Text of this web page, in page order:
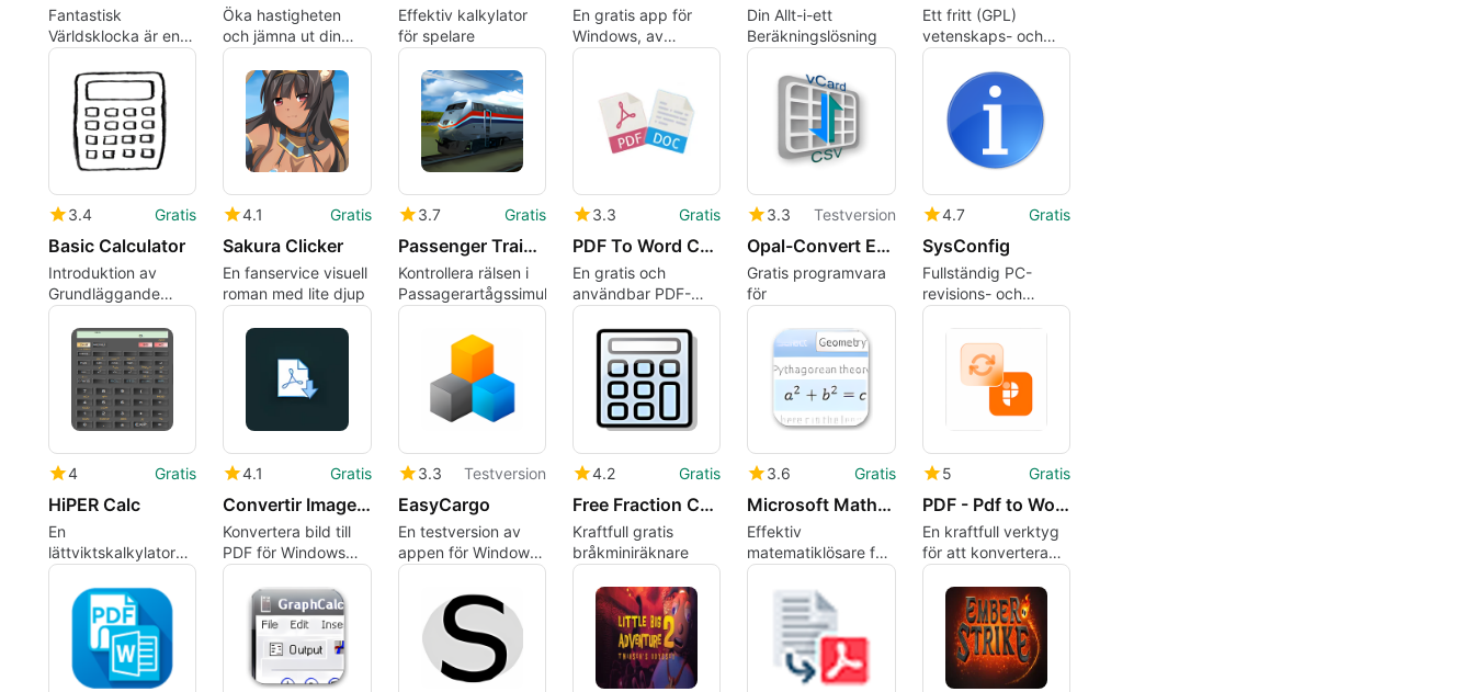
Fantastisk
Världsklocka är en
sofistikerad och
kraftfull
programvara som
låter dig hålla koll på
tiden över hela
världen
Öka hastigheten
och jämna ut din
spelanslutning.
Effektiv kalkylator
för spelare
En gratis app för
Windows, av
convertidor-de-pdf.
Din Allt-i-ett
Beräkningslösning
Ett fritt (GPL)
vetenskaps- och
utbildningsprogram
för Windows
3.4 Gratis
Basic Calculator
Introduktion av
Grundläggande
Kalkylatorn för
Windows
4.1 Gratis
Sakura Clicker
En fanservice visuell
roman med lite djup
3.7 Gratis
Passenger Train Simulator
Kontrollera rälsen i
Passagerartågssimulatorn
3.3 Gratis
PDF To Word Converter Free
En gratis och
användbar PDF-
omvandlare för
Windows
3.3 Testversion
Opal-Convert Excel to vCard to Excel
Gratis programvara
för
4.7 Gratis
SysConfig
Fullständig PC-
revisions- och
inventeringsprogramvara
4 Gratis
HiPER Calc
En
lättviktskalkylator
med vetenskapliga
funktioner
4.1 Gratis
Convertir Imagen a PDF
Konvertera bild till
PDF för Windows
från convertidor-de-
3.3 Testversion
EasyCargo
En testversion av
appen för Windows,
av bee-interactive-
4.2 Gratis
Free Fraction Calculator
Kraftfull gratis
bråkminiräknare
3.6 Gratis
Microsoft Mathematics
Effektiv
matematiklösare för
Windows
5 Gratis
PDF - Pdf to Word Converter
En kraftfull verktyg
för att konvertera
PDF till Word och
andra format